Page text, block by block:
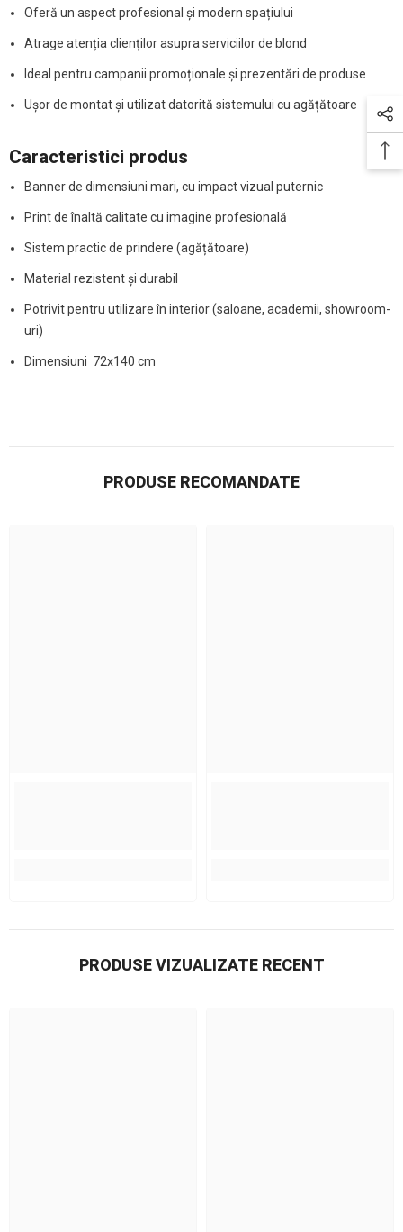
Oferă un aspect profesional și modern spațiului
Atrage atenția clienților asupra serviciilor de blond
Ideal pentru campanii promoționale și prezentări de produse
Ușor de montat și utilizat datorită sistemului cu agățătoare
Caracteristici produs
Banner de dimensiuni mari, cu impact vizual puternic
Print de înaltă calitate cu imagine profesională
Sistem practic de prindere (agățătoare)
Material rezistent și durabil
Potrivit pentru utilizare în interior (saloane, academii, showroom-
uri)
Dimensiuni 72x140 cm
PRODUSE RECOMANDATE
PRODUSE VIZUALIZATE RECENT